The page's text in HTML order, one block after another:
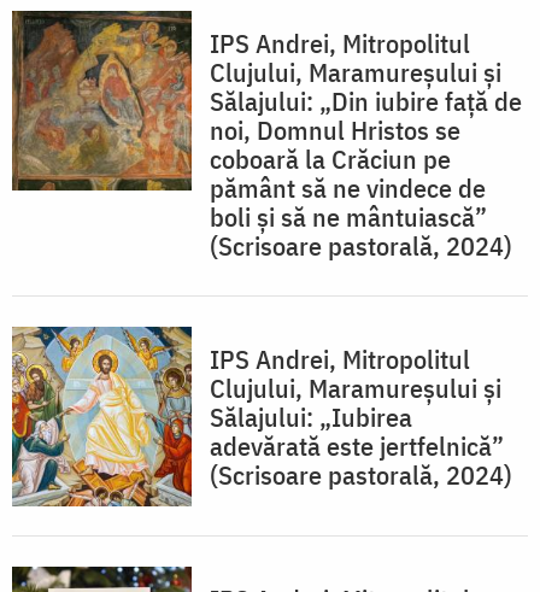
IPS Andrei, Mitropolitul
Clujului, Maramureșului și
Sălajului: „Din iubire faţă de
noi, Domnul Hristos se
coboară la Crăciun pe
pământ să ne vindece de
boli şi să ne mântuiască”
(Scrisoare pastorală, 2024)
IPS Andrei, Mitropolitul
Clujului, Maramureşului şi
Sălajului: „Iubirea
adevărată este jertfelnică”
(Scrisoare pastorală, 2024)